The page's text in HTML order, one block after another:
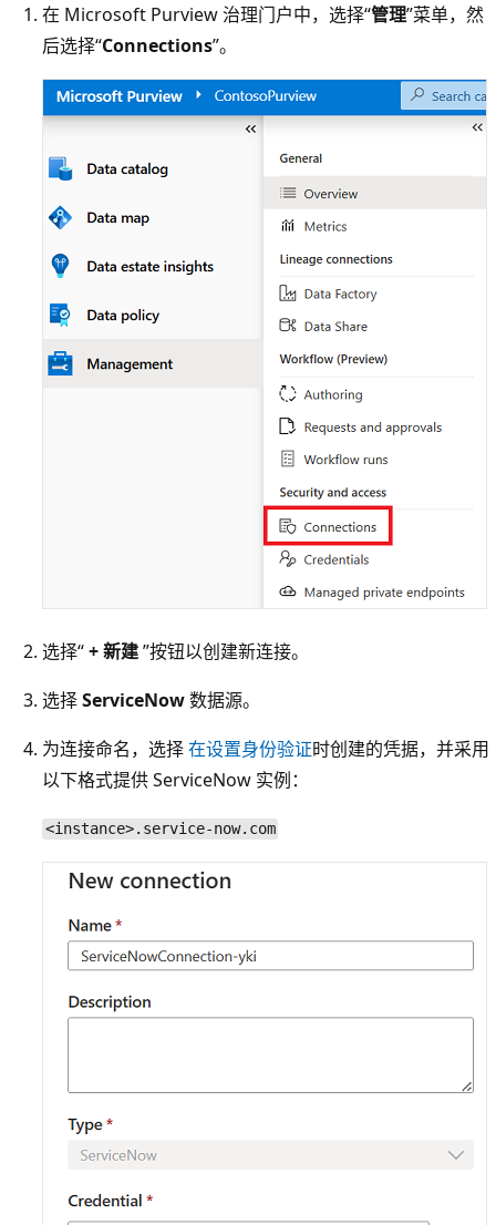
在 Microsoft Purview 治理门户中，选择“管理”菜单，然
后选择“Connections”。
选择“+ 新建”按钮以创建新连接。
选择ServiceNow数据源。
为连接命名，选择在设置身份验证时创建的凭据，并采用
以下格式提供 ServiceNow 实例：
<instance>.service-now.com